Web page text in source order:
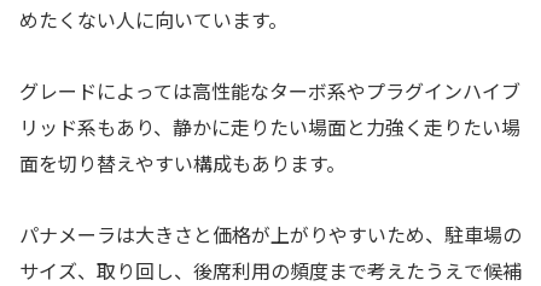
めたくない人に向いています。
グレードによっては高性能なターボ系やプラグインハイブ
リッド系もあり、静かに走りたい場面と力強く走りたい場
面を切り替えやすい構成もあります。
パナメーラは大きさと価格が上がりやすいため、駐車場の
サイズ、取り回し、後席利用の頻度まで考えたうえで候補